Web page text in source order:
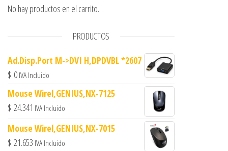
No hay productos en el carrito.
PRODUCTOS
Ad.Disp.Port M->DVI H,DPDVBL *2607
$ 0 IVA Incluido
Mouse Wirel,GENIUS,NX-7125
$ 24.341 IVA Incluido
Mouse Wirel,GENIUS,NX-7015
$ 21.653 IVA Incluido